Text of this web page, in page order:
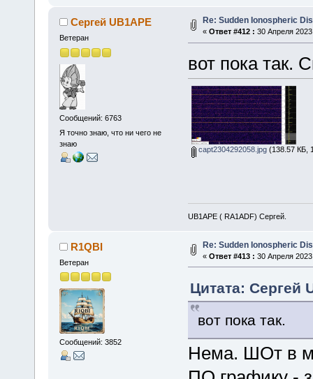
Сергей UB1APE
Ветеран
Сообщений: 6763
Я точно знаю, что ни чего не
знаю
Re: Sudden Ionospheric
« Ответ #412 : 30 Апреля
вот пока так.
capt2304292058.jpg(138.57 КБ,
UB1APE ( RA1ADF) Сергей.
R1QBI
Ветеран
Сообщений: 3852
Re: Sudden Ionospheric
« Ответ #413 : 30 Апреля
Цитата: Сергей
вот пока так.
Нема. ШОт в